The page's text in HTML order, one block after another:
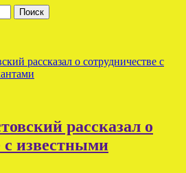
рассказал о сотрудничестве с
рассказал о
с известными